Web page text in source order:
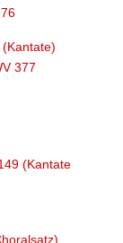
377
(Kantate